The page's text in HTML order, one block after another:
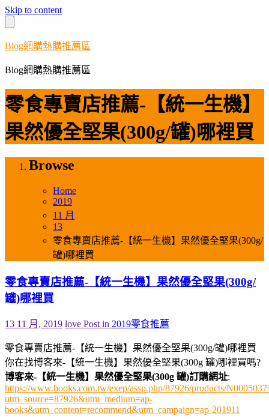
Skip to content
Blog網購熱購推薦區
Blog網購熱購推薦區
零食專賣店推薦-【統一生機】
果然優全堅果(300g/罐)哪裡買
Browse
Home
2019
11 月
13
零食專賣店推薦-【統一生機】果然優全堅果(300g/
罐)哪裡買
零食專賣店推薦-【統一生機】果然優全堅果(300g/
罐)哪裡買
13 11 月, 2019 love Post in 2019零食推薦
零食專賣店推薦-【統一生機】果然優全堅果(300g/罐)哪裡買
你在找博客來-【統一生機】果然優全堅果(300g 罐)哪裡買嗎?
博客來-【統一生機】果然優全堅果(300g 罐)訂購網址:
https://www.books.com.tw/exep/assp.php/87926/products/
utm_source=87926&utm_medium=ap-
books&utm_content=recommend&utm_campaign=ap-201911